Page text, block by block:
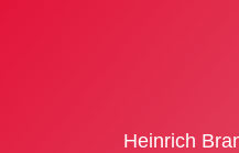
Heinrich